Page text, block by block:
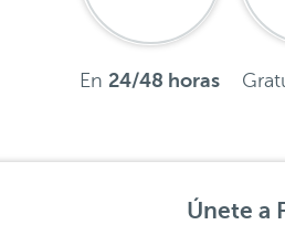
En 24/48 horas
Únete a